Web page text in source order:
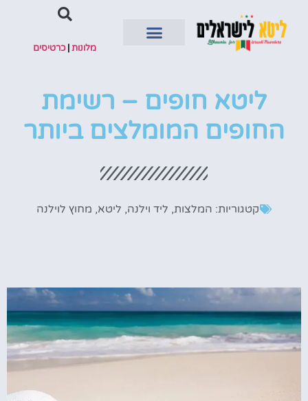
מלונות|כרטיסים
ליטא חופים – רשימת
החופים המומלצים ביותר
קטגוריות: המלצות, ליד וילנה, ליטא, מחוץ לוילנה